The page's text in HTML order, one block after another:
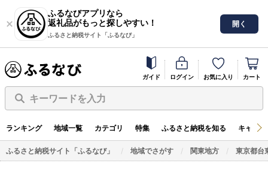
ふるなびアプリなら
返礼品がもっと探しやすい！
ふるさと納税サイト「ふるなび」
開く
ガイド ログイン お気に入り カート
キーワードを入力
ランキング 地域一覧 カテゴリ 特集 ふるさと納税を知る キャン
ふるさと納税サイト「ふるなび」 地域でさがす 関東地方 東京都台